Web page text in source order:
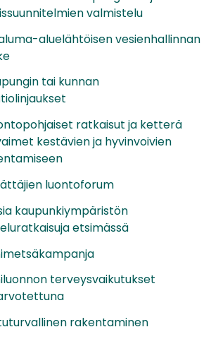
valmistelu
aluelähtöisen vesienhallinnan
tai kunnan
ratkaisut ja ketterä
kestävien ja hyvinvoivien
luontoforum
kaupunkiympäristön
etsimässä
terveysvaikutukset
rakentaminen